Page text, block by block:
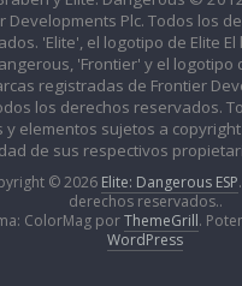
Developments Plc. Todos los
'Elite', el logotipo de Elite
'Frontier' y el logotipo
registradas de Frontier
los derechos reservados.
y elementos sujetos a
de sus respectivos
© 2026 Elite: Dangerous ESP
derechos reservados..
ColorMag porThemeGrill .
WordPress